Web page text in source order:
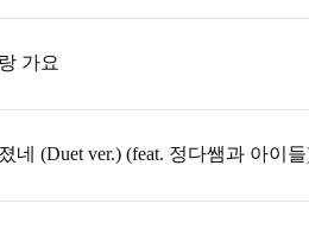
가요
네 (Duet ver.) (feat. 정다쌤과 아이